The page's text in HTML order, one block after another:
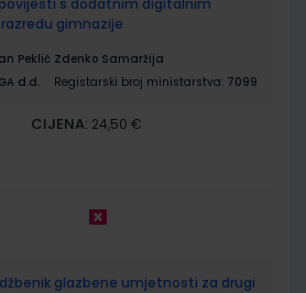
povijesti s dodatnim digitalnim
gimnazije
Peklić Zdenko Samaržija
d.d. Registarski broj ministarstva: 7099
CIJENA: 24,50 €
udžbenik glazbene umjetnosti za drugi